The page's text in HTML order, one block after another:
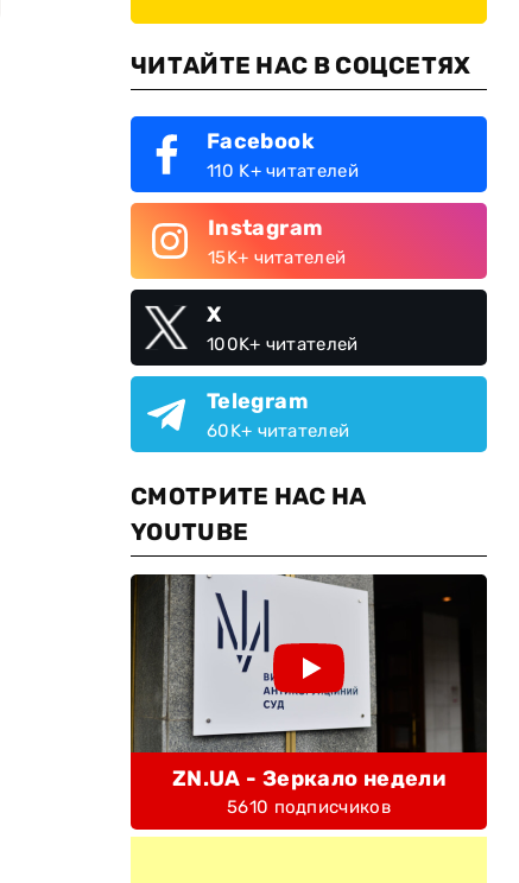
ЧИТАЙТЕ НАС В СОЦСЕТЯХ
Facebook
110 K+ читателей
Instagram
15K+ читателей
X
100K+ читателей
Telegram
60K+ читателей
СМОТРИТЕ НАС НА
YOUTUBE
ZN.UA - Зеркало недели
5610 подписчиков